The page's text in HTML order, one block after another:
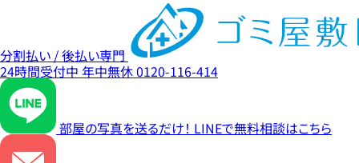
分割払い / 後払い専門
24時間受付中 年中無休0120-116-414
部屋の写真を送るだけ！ LINEで無料相談はこちら